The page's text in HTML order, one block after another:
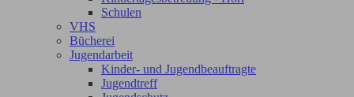
Schulen
VHS
Bücherei
Jugendarbeit
Kinder- und Jugendbeauftragte
Jugendtreff